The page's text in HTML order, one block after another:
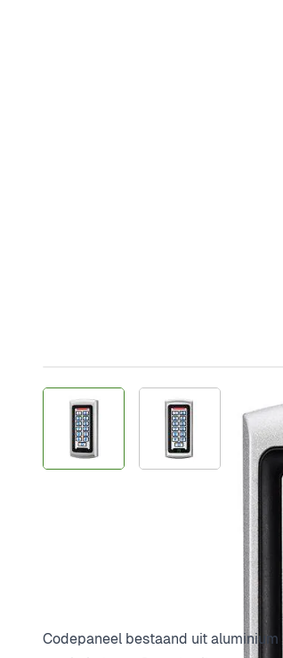
View larger imageView larger
Codepaneel bestaand uit